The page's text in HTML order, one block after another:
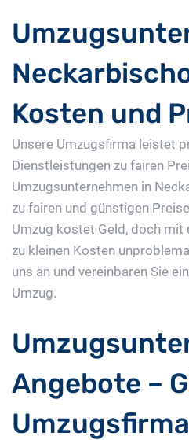
Kosten und
Unsere Umzugsfirma leistet
Dienstleistungen zu fairen
Umzugsunternehmen in
zu fairen und günstigen
Umzug kostet Geld, doch mit
zu kleinen Kosten
uns an und vereinbaren Sie
Umzug.
Angebote –
Umzugsfirma